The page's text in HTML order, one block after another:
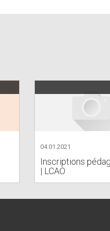
04.01.2021
Inscriptions
| LCAO